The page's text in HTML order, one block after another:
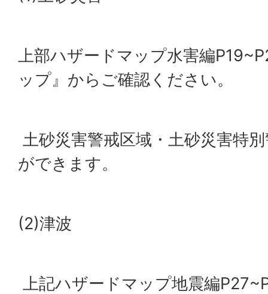
上部ハザードマップ水害編
ップ』からご確認ください。
土砂災害警戒区域・土砂災害特
ができます。
(2)津波
上記ハザードマップ地震編